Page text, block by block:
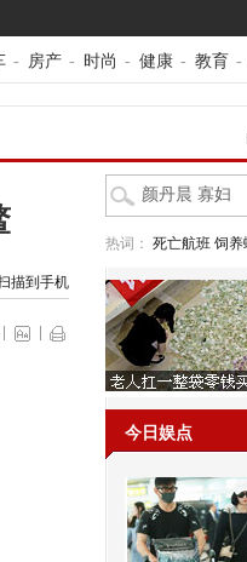
- 房产 - 时尚 - 健康 - 教育 -
描到手机
热词： 死亡航班 饲养
今日娱点